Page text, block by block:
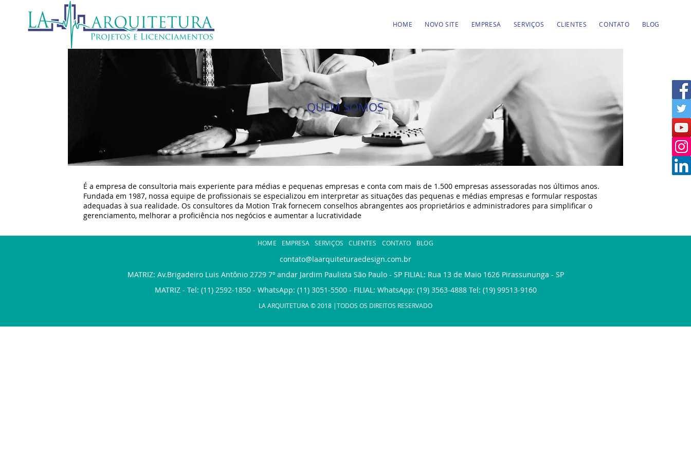
HOME NOVO SITE EMPRESA SERVIÇOS CLIENTES CONTATO BLOG
QUEM SOMOS
É a empresa de consultoria mais experiente para médias e pequenas empresas e conta com mais de 1.500 empresas assessoradas nos últimos anos.
Fundada em 1987, nossa equipe de profissionais se especializou em interpretar as situações das pequenas e médias empresas e formular respostas
adequadas à sua realidade. Os consultores da Motion Trak fornecem conselhos abrangentes aos proprietários e administradores para simplificar o
gerenciamento, melhorar a proficiência nos negócios e aumentar a lucratividade
HOME EMPRESA SERVIÇOS CLIENTES CONTATO BLOG
contato@laarquiteturaedesign.com.br
MATRIZ: Av.Brigadeiro Luis Antônio 2729 7º andar Jardim Paulista São Paulo - SP FILIAL: Rua 13 de Maio 1626 Pirassununga - SP
MATRIZ - Tel: (11) 2592-1850 - WhatsApp: (11) 3051-5500 - FILIAL: WhatsApp: (19) 3563-4888 Tel: (19) 99513-9160
LA ARQUITETURA © 2018 |TODOS OS DIREITOS RESERVADO